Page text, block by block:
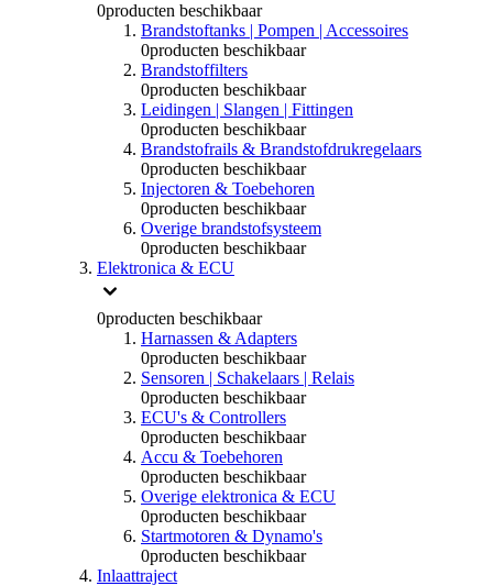
0producten beschikbaar
Brandstoftanks | Pompen | Accessoires
0producten beschikbaar
Brandstoffilters
0producten beschikbaar
Leidingen | Slangen | Fittingen
0producten beschikbaar
Brandstofrails & Brandstofdrukregelaars
0producten beschikbaar
Injectoren & Toebehoren
0producten beschikbaar
Overige brandstofsysteem
0producten beschikbaar
Elektronica & ECU
0producten beschikbaar
Harnassen & Adapters
0producten beschikbaar
Sensoren | Schakelaars | Relais
0producten beschikbaar
ECU's & Controllers
0producten beschikbaar
Accu & Toebehoren
0producten beschikbaar
Overige elektronica & ECU
0producten beschikbaar
Startmotoren & Dynamo's
0producten beschikbaar
Inlaattraject